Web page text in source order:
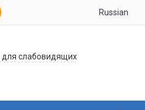
Russian
для слабовидящих